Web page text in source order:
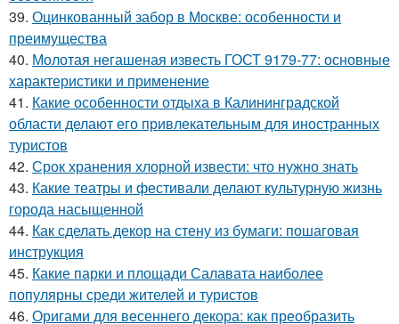
39. Оцинкованный забор в Москве: особенности и
преимущества
40. Молотая негашеная известь ГОСТ 9179-77: основные
характеристики и применение
41. Какие особенности отдыха в Калининградской
области делают его привлекательным для иностранных
туристов
42. Срок хранения хлорной извести: что нужно знать
43. Какие театры и фестивали делают культурную жизнь
города насыщенной
44. Как сделать декор на стену из бумаги: пошаговая
инструкция
45. Какие парки и площади Салавата наиболее
популярны среди жителей и туристов
46. Оригами для весеннего декора: как преобразить